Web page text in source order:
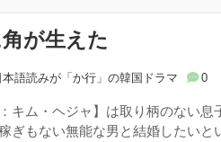
が生えた
語読みが「か行」の韓国ドラマ 0
キム・ヘジャ】は取り柄のない息
ぎもない無能な男と結婚したいと